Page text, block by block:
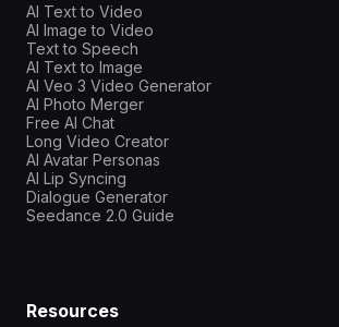
AI Text to Video
AI Image to Video
Text to Speech
AI Text to Image
AI Veo 3 Video Generator
AI Photo Merger
Free AI Chat
Long Video Creator
AI Avatar Personas
AI Lip Syncing
Dialogue Generator
Seedance 2.0 Guide
Resources